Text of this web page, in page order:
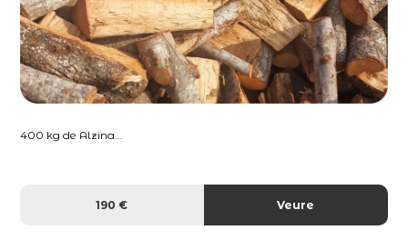
400 kg de Alzina...
190 € Veure